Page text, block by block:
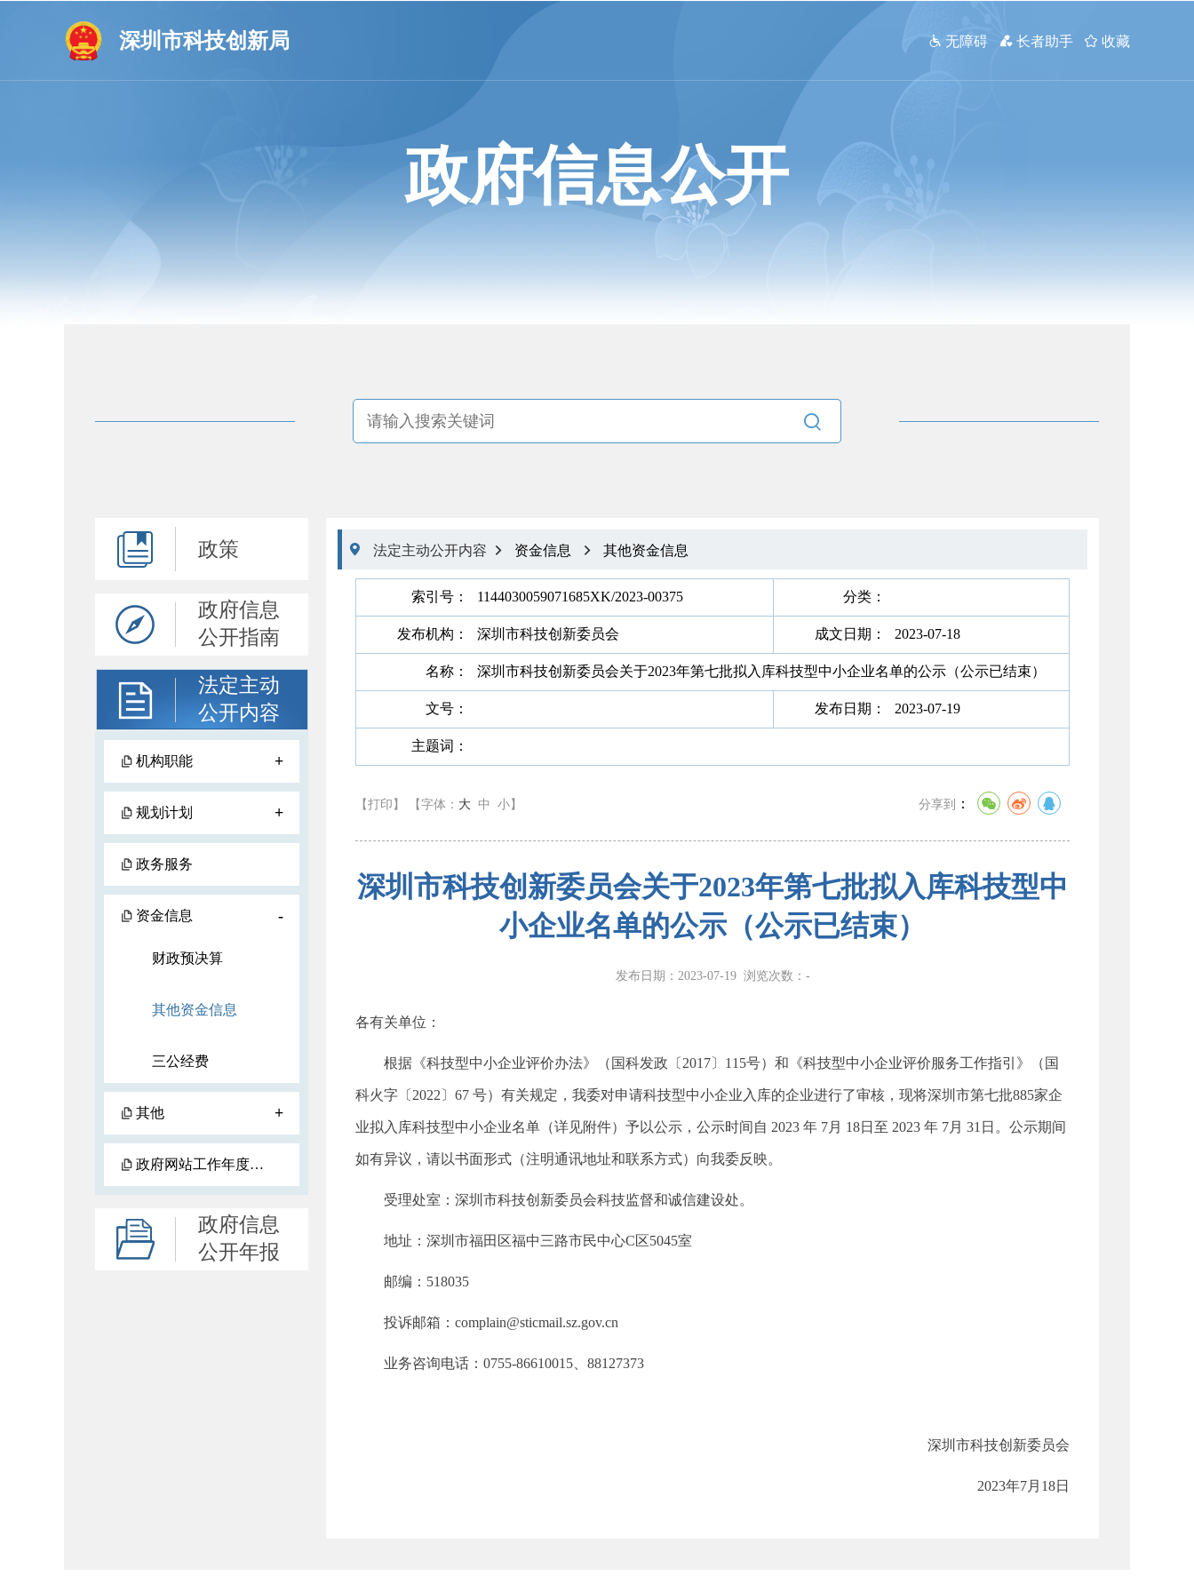
深圳市科技创新局  无障碍  长者助手  收藏
政府信息公开

政策
政府信息
公开指南
法定主动
公开内容
机构职能 +
规划计划 +
政务服务
资金信息 -
财政预决算
其他资金信息
三公经费
其他 +
政府网站工作年度报表
政府信息
公开年报
 法定主动公开内容  资金信息  其他资金信息
索引号： 1144030059071685XK/2023-00375 分类：
发布机构： 深圳市科技创新委员会 成文日期： 2023-07-18
名称： 深圳市科技创新委员会关于2023年第七批拟入库科技型中小企业名单的公示（公示已结束）
文号： 发布日期： 2023-07-19
主题词：
【打印】 【字体： 大 中 小 】 分享到 ：
深圳市科技创新委员会关于2023年第七批拟入库科技型中
小企业名单的公示（公示已结束）
发布日期：2023-07-19 浏览次数： -
各有关单位：
根据《科技型中小企业评价办法》（国科发政〔2017〕115号）和《科技型中小企业评价服务工作指引》（国
科火字〔2022〕67 号）有关规定，我委对申请科技型中小企业入库的企业进行了审核，现将深圳市第七批885家企
业拟入库科技型中小企业名单（详见附件）予以公示，公示时间自 2023 年 7月 18日至 2023 年 7月 31日。公示期间
如有异议，请以书面形式（注明通讯地址和联系方式）向我委反映。
受理处室：深圳市科技创新委员会科技监督和诚信建设处。
地址：深圳市福田区福中三路市民中心C区5045室
邮编：518035
投诉邮箱：complain@sticmail.sz.gov.cn
业务咨询电话：0755-86610015、88127373
深圳市科技创新委员会
2023年7月18日